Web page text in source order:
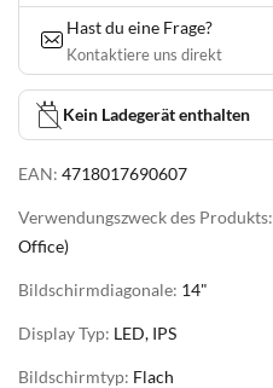
EAN: 4718017690607
Verwendungszweck des Produkts:
Office)
Bildschirmdiagonale: 14"
Display Typ: LED, IPS
Bildschirmtyp: Flach
Hast du eine Frage?
Kontaktiere uns direkt
Kein Ladegerät enthalten